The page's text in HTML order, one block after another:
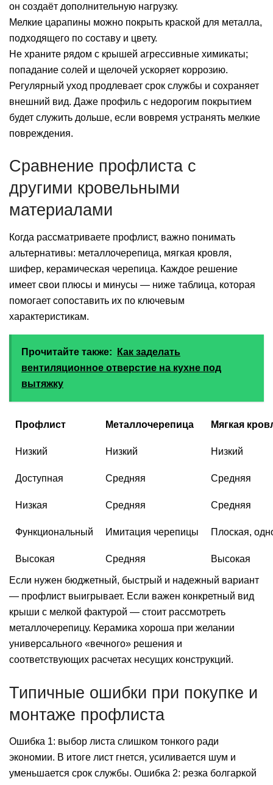
он создаёт дополнительную нагрузку.
Мелкие царапины можно покрыть краской для металла,
подходящего по составу и цвету.
Не храните рядом с крышей агрессивные химикаты;
попадание солей и щелочей ускоряет коррозию.
Регулярный уход продлевает срок службы и сохраняет
внешний вид. Даже профиль с недорогим покрытием
будет служить дольше, если вовремя устранять мелкие
повреждения.
Сравнение профлиста с
другими кровельными
материалами
Когда рассматриваете профлист, важно понимать
альтернативы: металлочерепица, мягкая кровля,
шифер, керамическая черепица. Каждое решение
имеет свои плюсы и минусы — ниже таблица, которая
помогает сопоставить их по ключевым
характеристикам.
Прочитайте также:
Как заделать
вентиляционное отверстие на кухне под
вытяжку
Профлист Металлочерепица Мягкая
Низкий Низкий Низкий
Доступная Средняя Средняя
Низкая Средняя Средняя
Функциональный Имитация черепицы Плоская,
Высокая Средняя Высокая
Если нужен бюджетный, быстрый и надежный вариант
— профлист выигрывает. Если важен конкретный вид
крыши с мелкой фактурой — стоит рассмотреть
металлочерепицу. Керамика хороша при желании
универсального «вечного» решения и
соответствующих расчетах несущих конструкций.
Типичные ошибки при покупке и
монтаже профлиста
Ошибка 1: выбор листа слишком тонкого ради
экономии. В итоге лист гнется, усиливается шум и
уменьшается срок службы. Ошибка 2: резка болгаркой